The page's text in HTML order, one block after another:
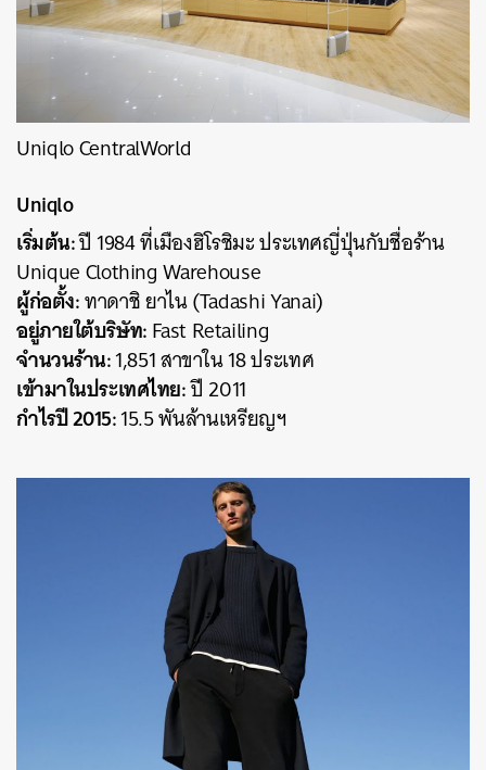
Uniqlo CentralWorld
Uniqlo
เริ่มต้น:ปี 1984 ที่เมืองฮิโรชิมะ ประเทศญี่ปุ่นกับชื่อร้าน
Unique Clothing Warehouse
ผู้ก่อตั้ง:ทาดาชิ ยาไน (Tadashi Yanai)
อยู่ภายใต้บริษัท:Fast Retailing
จำนวนร้าน:1,851 สาขาใน 18 ประเทศ
เข้ามาในประเทศไทย:ปี 2011
กำไรปี 2015:15.5 พันล้านเหรียญฯ